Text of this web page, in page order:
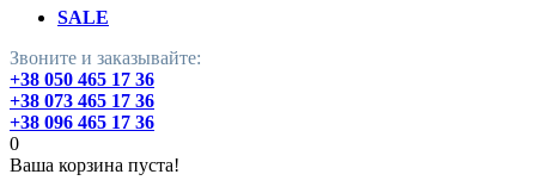
SALE
Звоните и заказывайте:
+38 050 465 17 36
+38 073 465 17 36
+38 096 465 17 36
0
Ваша корзина пуста!